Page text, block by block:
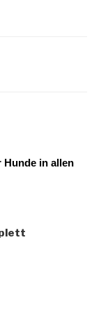
Hunde in allen